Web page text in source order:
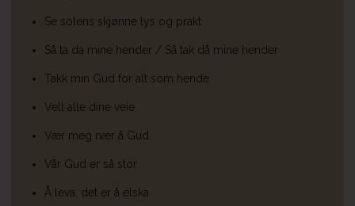
Se solens skjønne lys og prakt
Så ta da mine hender / Så tak då mine hender
Takk min Gud for alt som hende
Velt alle dine veie
Vær meg nær å Gud
Vår Gud er så stor
Å leva, det er å elska